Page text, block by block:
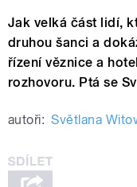
Jak velká část lidí,
druhou šanci a
řízení věznice a
rozhovoru. Ptá se
autoři: Světlana